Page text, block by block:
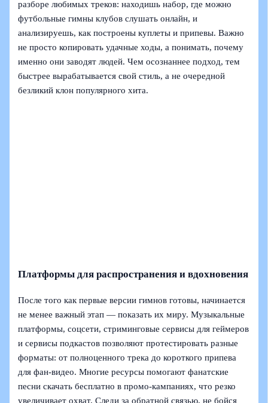
разборе любимых треков: находишь набор, где можно
футбольные гимны клубов слушать онлайн, и
анализируешь, как построены куплеты и припевы. Важно
не просто копировать удачные ходы, а понимать, почему
именно они заводят людей. Чем осознаннее подход, тем
быстрее вырабатывается свой стиль, а не очередной
безликий клон популярного хита.
Платформы для распространения и вдохновения
После того как первые версии гимнов готовы, начинается
не менее важный этап — показать их миру. Музыкальные
платформы, соцсети, стриминговые сервисы для геймеров
и сервисы подкастов позволяют протестировать разные
форматы: от полноценного трека до короткого припева
для фан-видео. Многие ресурсы помогают фанатские
песни скачать бесплатно в промо-кампаниях, что резко
увеличивает охват. Следи за обратной связью, не бойся